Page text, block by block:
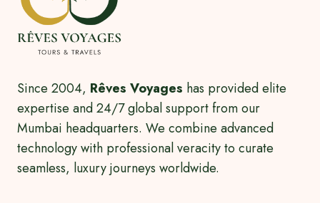
Since 2004, Rêves Voyages has provided elite
expertise and 24/7 global support from our
Mumbai headquarters. We combine advanced
technology with professional veracity to curate
seamless, luxury journeys worldwide.